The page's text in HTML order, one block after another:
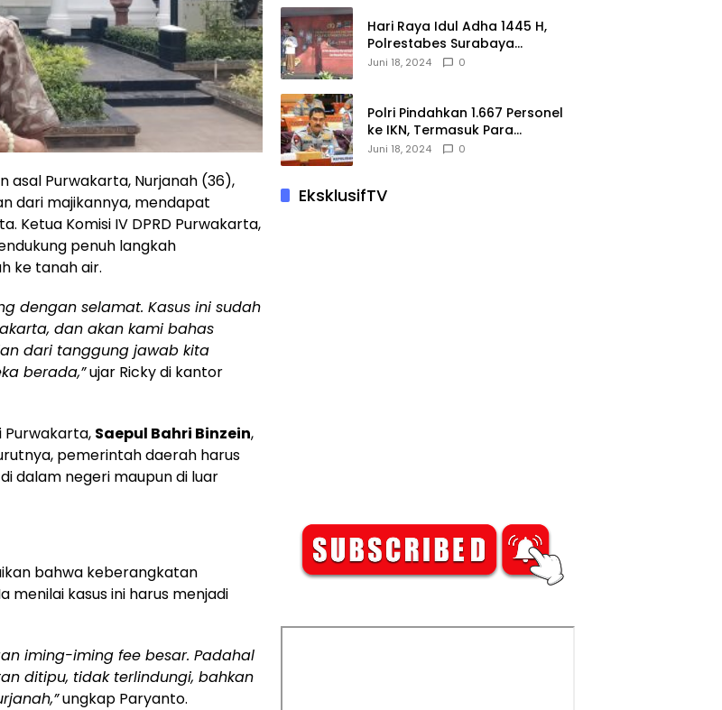
asal Purwakarta, Nurjanah (36),
dari majikannya, mendapat
Ketua Komisi IV DPRD Purwakarta,
penuh langkah
ke tanah air.
dengan selamat. Kasus ini sudah
dan akan kami bahas
dari tanggung jawab kita
berada,”ujar Ricky di kantor
Purwakarta, Saepul Bahri Binzein,
pemerintah daerah harus
dalam negeri maupun di luar
bahwa keberangkatan
menilai kasus ini harus menjadi
iming-iming fee besar. Padahal
ditipu, tidak terlindungi, bahkan
ungkap Paryanto.
Hari Raya Idul Adha 1445 H,
Polrestabes Surabaya
Menerima dan Menyalurkan
Juni 18, 2024 0
Polri Pindahkan 1.667 Personel
ke IKN, Termasuk Para
Jenderal.
Juni 18, 2024 0
EksklusifTV